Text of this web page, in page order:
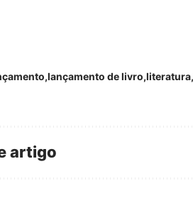
lançamento de livro literatura
artigo